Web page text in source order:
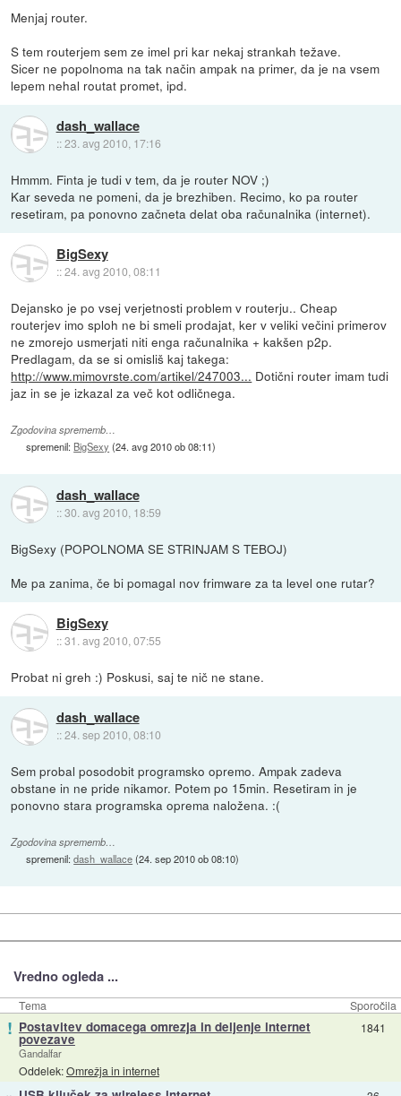
Menjaj router.
S tem routerjem sem ze imel pri kar nekaj strankah težave.
Sicer ne popolnoma na tak način ampak na primer, da je na vsem
lepem nehal routat promet, ipd.
dash_wallace
::23. avg 2010, 17:16
Hmmm. Finta je tudi v tem, da je router NOV ;)
Kar seveda ne pomeni, da je brezhiben. Recimo, ko pa router
resetiram, pa ponovno začneta delat oba računalnika (internet).
BigSexy
::24. avg 2010, 08:11
Dejansko je po vsej verjetnosti problem v routerju.. Cheap
routerjev imo sploh ne bi smeli prodajat, ker v veliki večini primerov
ne zmorejo usmerjati niti enga računalnika + kakšen p2p.
Predlagam, da se si omisliš kaj takega:
http://www.mimovrste.com/artikel/247003... Dotični router imam tudi
jaz in se je izkazal za več kot odličnega.
Zgodovina sprememb…
spremenil: BigSexy (24. avg 2010 ob 08:11)
dash_wallace
::30. avg 2010, 18:59
BigSexy (POPOLNOMA SE STRINJAM S TEBOJ)
Me pa zanima, če bi pomagal nov frimware za ta level one rutar?
BigSexy
::31. avg 2010, 07:55
Probat ni greh :) Poskusi, saj te nič ne stane.
dash_wallace
::24. sep 2010, 08:10
Sem probal posodobit programsko opremo. Ampak zadeva
obstane in ne pride nikamor. Potem po 15min. Resetiram in je
ponovno stara programska oprema naložena. :(
Zgodovina sprememb…
spremenil:dash_wallace(24. sep 2010 ob 08:10)
Vredno ogleda ...
Tema Sporočila
! Postavitev domacega omrezja in deljenje internet
povezave
Gandalfar
Oddelek:Omrežja in internet
1841